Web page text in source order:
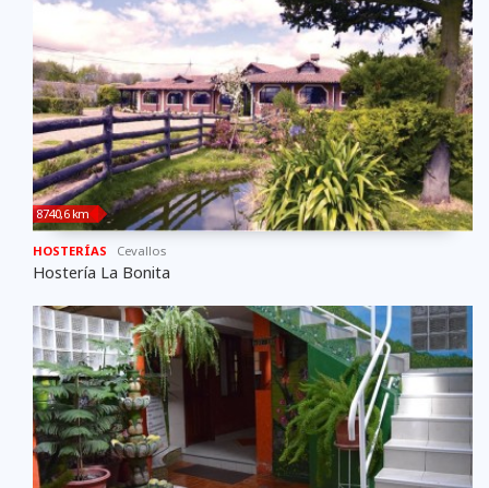
8740,6 km
HOSTERÍAS Cevallos
Hostería La Bonita